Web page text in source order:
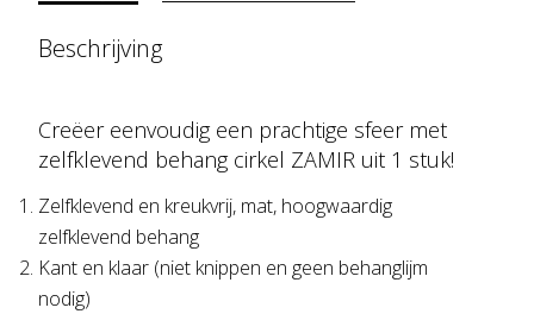
Beschrijving
Creëer eenvoudig een prachtige sfeer met
zelfklevend behang cirkel ZAMIR uit 1 stuk!
Zelfklevend en kreukvrij, mat, hoogwaardig
zelfklevend behang
Kant en klaar (niet knippen en geen behanglijm
nodig)